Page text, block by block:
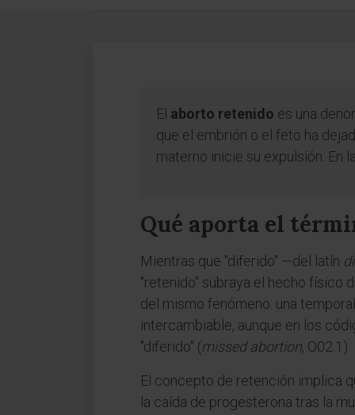
El aborto retenido es una
que el embrión o el feto ha
materno inicie su expulsión. En
Qué aporta el
Mientras que "diferido" —del latín
"retenido" subraya el hecho físico
del mismo fenómeno: una
intercambiable, aunque en los
"diferido" (missed abortion, O02.1).
El concepto de retención implica
la caída de progesterona tras la